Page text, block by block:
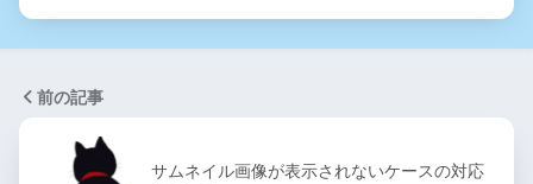
前の記事
サムネイル画像が表示されないケースの対応